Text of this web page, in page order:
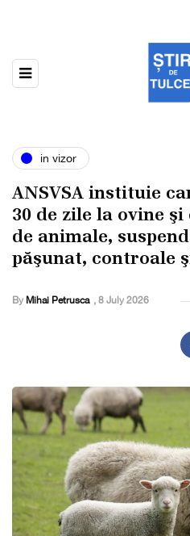
in vizor
ANSVSA instituie
30 de zile la ovine
de animale,
păşunat, controale
By Mihai Petrusca , 8 July 2026